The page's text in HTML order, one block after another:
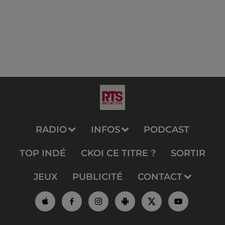
RADIO INFOS PODCAST
TOP INDÉ CKOI CE TITRE ? SORTIR
JEUX PUBLICITÉ CONTACT